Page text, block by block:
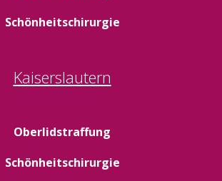
Schönheitschirurgie
Kaiserslautern
Oberlidstraffung
Schönheitschirurgie